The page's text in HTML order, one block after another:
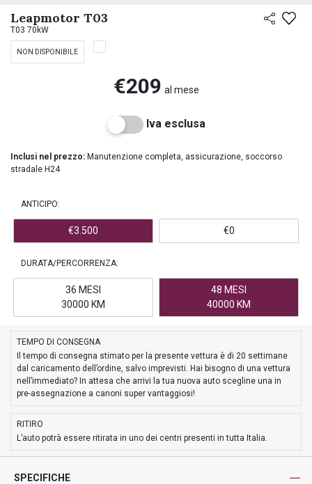
Leapmotor T03
T03 70kW
NON DISPONIBILE
€209 al mese
Iva esclusa
Inclusi nel prezzo: Manutenzione completa, assicurazione, soccorso
stradale H24
ANTICIPO:
€3.500 €0
DURATA/PERCORRENZA:
36 MESI
30000 KM
48 MESI
40000 KM
TEMPO DI CONSEGNA
Il tempo di consegna stimato per la presente vettura è di 20 settimane
dal caricamento dell’ordine, salvo imprevisti. Hai bisogno di una vettura
nell’immediato? In attesa che arrivi la tua nuova auto scegline una in
pre-assegnazione a canoni super vantaggiosi!
RITIRO
L’auto potrà essere ritirata in uno dei centri presenti in tutta Italia.
SPECIFICHE